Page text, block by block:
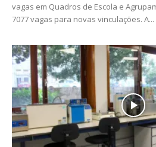
vagas em Quadros de Escola e
7077 vagas para novas vinculações. A...